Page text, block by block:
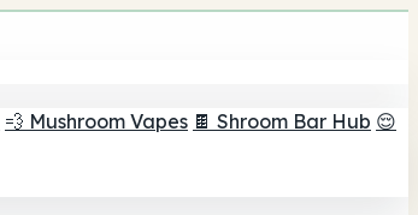
💨 Mushroom Vapes 🍫 Shroom Bar Hub 😌